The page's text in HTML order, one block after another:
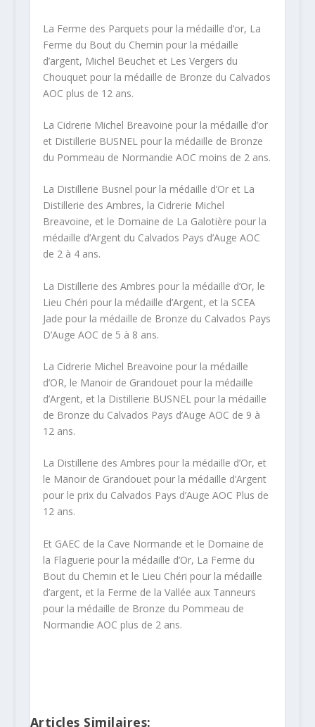
La Ferme des Parquets pour la médaille d’or, La
Ferme du Bout du Chemin pour la médaille
d’argent, Michel Beuchet et Les Vergers du
Chouquet pour la médaille de Bronze du Calvados
AOC plus de 12 ans.
La Cidrerie Michel Breavoine pour la médaille d’or
et Distillerie BUSNEL pour la médaille de Bronze
du Pommeau de Normandie AOC moins de 2 ans.
La Distillerie Busnel pour la médaille d’Or et La
Distillerie des Ambres, la Cidrerie Michel
Breavoine, et le Domaine de La Galotière pour la
médaille d’Argent du Calvados Pays d’Auge AOC
de 2 à 4 ans.
La Distillerie des Ambres pour la médaille d’Or, le
Lieu Chéri pour la médaille d’Argent, et la SCEA
Jade pour la médaille de Bronze du Calvados Pays
D’Auge AOC de 5 à 8 ans.
La Cidrerie Michel Breavoine pour la médaille
d’OR, le Manoir de Grandouet pour la médaille
d’Argent, et la Distillerie BUSNEL pour la médaille
de Bronze du Calvados Pays d’Auge AOC de 9 à
12 ans.
La Distillerie des Ambres pour la médaille d’Or, et
le Manoir de Grandouet pour la médaille d’Argent
pour le prix du Calvados Pays d’Auge AOC Plus de
12 ans.
Et GAEC de la Cave Normande et le Domaine de
la Flaguerie pour la médaille d’Or, La Ferme du
Bout du Chemin et le Lieu Chéri pour la médaille
d’argent, et la Ferme de la Vallée aux Tanneurs
pour la médaille de Bronze du Pommeau de
Normandie AOC plus de 2 ans.
Articles Similaires: